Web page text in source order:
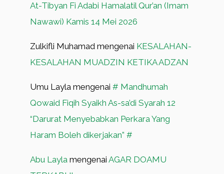
At-Tibyan Fi Adabi Hamalatil Qur’an (Imam
Nawawi) Kamis 14 Mei 2026
Zulkifli Muhamad mengenai KESALAHAN-
KESALAHAN MUADZIN KETIKA ADZAN
Umu Layla mengenai # Mandhumah
Qowaid Fiqih Syaikh As-sa’di Syarah 12
“Darurat Menyebabkan Perkara Yang
Haram Boleh dikerjakan” #
Abu Layla mengenai AGAR DOAMU